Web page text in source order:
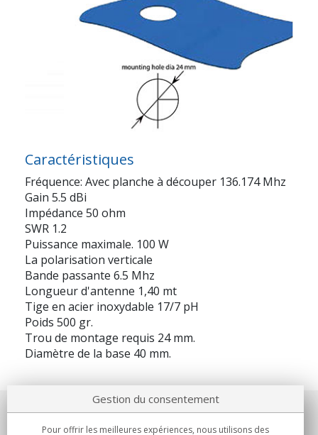
Caractéristiques
Fréquence: Avec planche à découper 136.174 Mhz
Gain 5.5 dBi
Impédance 50 ohm
SWR 1.2
Puissance maximale. 100 W
La polarisation verticale
Bande passante 6.5 Mhz
Longueur d'antenne 1,40 mt
Tige en acier inoxydable 17/7 pH
Poids 500 gr.
Trou de montage requis 24 mm.
Diamètre de la base 40 mm.
Notre société
Gestion du consentement
Pour offrir les meilleures expériences, nous utilisons des